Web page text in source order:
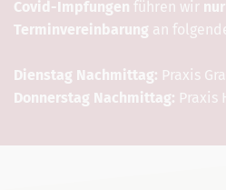
Covid-Impfungen führen wir
Terminvereinbarung an
Dienstag Nachmittag: Praxis
Donnerstag Nachmittag: Praxis